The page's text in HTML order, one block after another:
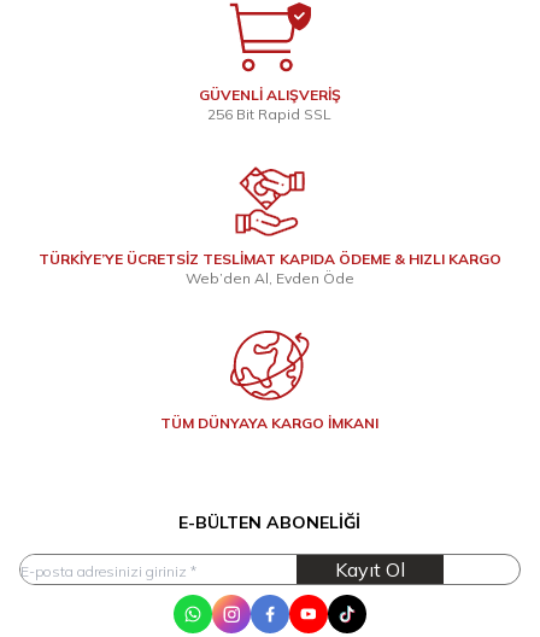
GÜVENLİ ALIŞVERİŞ
256 Bit Rapid SSL
TÜRKİYE’YE ÜCRETSİZ TESLİMAT KAPIDA ÖDEME & HIZLI KARGO
Web’den Al, Evden Öde
TÜM DÜNYAYA KARGO İMKANI
E-BÜLTEN ABONELIĞI
Kayıt Ol
WhatsApp
InstagramFacebook
YoutubeTik Tok